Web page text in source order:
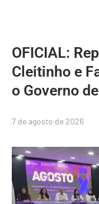
OFICIAL:
Cleitinho e
o Governo
7 de agosto de 2026